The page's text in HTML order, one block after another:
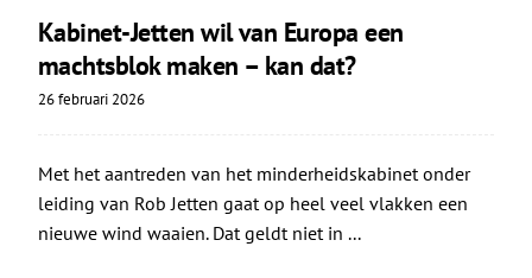
Kabinet-Jetten wil van Europa een
machtsblok maken – kan dat?
26 februari 2026
Met het aantreden van het minderheidskabinet onder
leiding van Rob Jetten gaat op heel veel vlakken een
nieuwe wind waaien. Dat geldt niet in ...